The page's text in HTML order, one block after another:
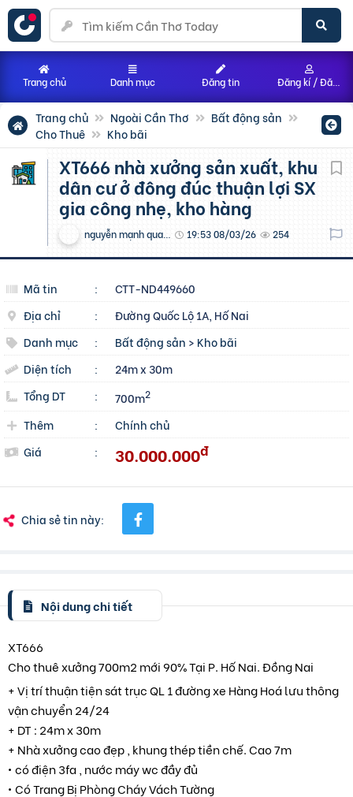
Trang chủ Ngoài Cần Thơ
Bất động sản
Cho Thuê
Kho bãi
XT666 nhà xưởng sản xuất, khu
dân cư ở đông đúc thuận lợi SX
gia công nhẹ, kho hàng
19:53 08/03/26 254
Mã tin :
CTT-ND449660
Địa chỉ
:
Đường Quốc Lộ 1A, Hố Nai
Danh mục
: Bất động sản > Kho bãi
Diện tích
:
24m x 30m
Tổng DT
: 700m2
Thêm :
Chính chủ
Giá
: 30.000.000đ
Chia sẻ tin này:
Nội dung chi tiết
XT666
Cho thuê xưởng 700m2 mới 90% Tại P. Hố Nai. Đồng Nai
+ Vị trí thuận tiện sát trục QL 1 đường xe Hàng Hoá lưu thông
vận chuyển 24/24
+ DT : 24m x 30m
+ Nhà xưởng cao đẹp , khung thép tiền chế. Cao 7m
• có điện 3fa , nước máy wc đầy đủ
• Có Trang Bị Phòng Cháy Vách Tường
Trang chủ Danh mục Đăng tin